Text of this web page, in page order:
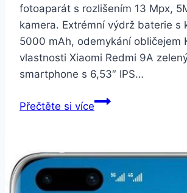
fotoaparát s rozlišením 13 Mpx,
kamera. Extrémní výdrž baterie s
5000 mAh, odemykání obličejem
vlastnosti Xiaomi Redmi 9A
smartphone s 6,53″ IPS…
Přečtěte si víceXiaomi
zelený
(29235)